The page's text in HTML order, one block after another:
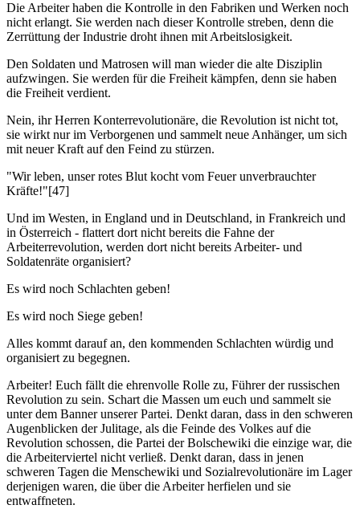
Die Arbeiter haben die Kontrolle in den Fabriken und Werken noch
nicht erlangt. Sie werden nach dieser Kontrolle streben, denn die
Zerrüttung der Industrie droht ihnen mit Arbeitslosigkeit.
Den Soldaten und Matrosen will man wieder die alte Disziplin
aufzwingen. Sie werden für die Freiheit kämpfen, denn sie haben
die Freiheit verdient.
Nein, ihr Herren Konterrevolutionäre, die Revolution ist nicht tot,
sie wirkt nur im Verborgenen und sammelt neue Anhänger, um sich
mit neuer Kraft auf den Feind zu stürzen.
"Wir leben, unser rotes Blut kocht vom Feuer unverbrauchter
Kräfte!"[47]
Und im Westen, in England und in Deutschland, in Frankreich und
in Österreich - flattert dort nicht bereits die Fahne der
Arbeiterrevolution, werden dort nicht bereits Arbeiter- und
Soldatenräte organisiert?
Es wird noch Schlachten geben!
Es wird noch Siege geben!
Alles kommt darauf an, den kommenden Schlachten würdig und
organisiert zu begegnen.
Arbeiter! Euch fällt die ehrenvolle Rolle zu, Führer der russischen
Revolution zu sein. Schart die Massen um euch und sammelt sie
unter dem Banner unserer Partei. Denkt daran, dass in den schweren
Augenblicken der Julitage, als die Feinde des Volkes auf die
Revolution schossen, die Partei der Bolschewiki die einzige war, die
die Arbeiterviertel nicht verließ. Denkt daran, dass in jenen
schweren Tagen die Menschewiki und Sozialrevolutionäre im Lager
derjenigen waren, die über die Arbeiter herfielen und sie
entwaffneten.